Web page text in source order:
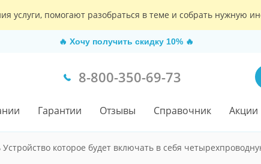
услуги, помогают разобраться в теме и собрать нужную
🔥 Хочу получить скидку 10% 🔥
8-800-350-69-73
Гарантии Отзывы Справочник Акции
Устройство которое будет включать в себя